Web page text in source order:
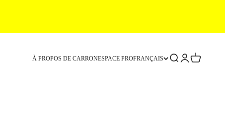
À PROPOS DE CARRONESPACE PROFRANÇAIS Recherche
Connexion
Panier